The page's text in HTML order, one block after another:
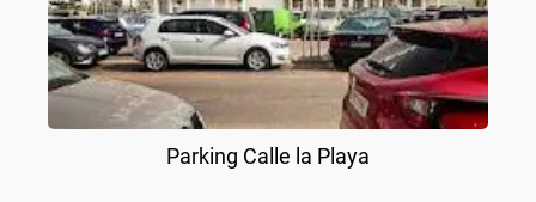
Parking Calle la Playa